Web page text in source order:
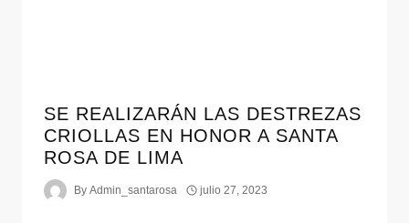
SE REALIZARÁN LAS DESTREZAS
CRIOLLAS EN HONOR A SANTA
ROSA DE LIMA
By Admin_santarosa julio 27, 2023